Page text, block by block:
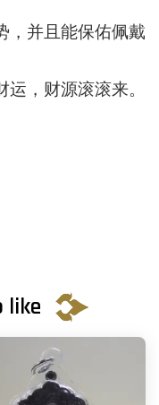
，并且能保佑佩戴
，财源滚滚来。
like